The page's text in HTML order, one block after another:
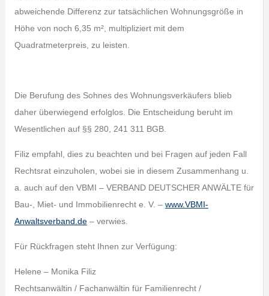
abweichende Differenz zur tatsächlichen Wohnungsgröße in
Höhe von noch 6,35 m², multipliziert mit dem
Quadratmeterpreis, zu leisten.
Die Berufung des Sohnes des Wohnungsverkäufers blieb
daher überwiegend erfolglos. Die Entscheidung beruht im
Wesentlichen auf §§ 280, 241 311 BGB.
Filiz empfahl, dies zu beachten und bei Fragen auf jeden Fall
Rechtsrat einzuholen, wobei sie in diesem Zusammenhang u.
a. auch auf den VBMI – VERBAND DEUTSCHER ANWÄLTE für
Bau-, Miet- und Immobilienrecht e. V. – www.VBMI-
Anwaltsverband.de– verwies.
Für Rückfragen steht Ihnen zur Verfügung:
Helene – Monika Filiz
Rechtsanwältin / Fachanwältin für Familienrecht /